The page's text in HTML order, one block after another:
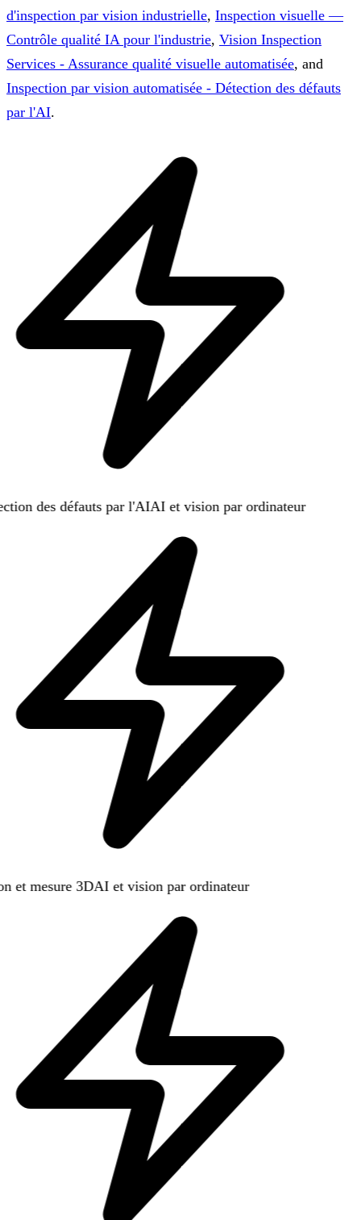
d'inspection par vision industrielle, Inspection visuelle —
Contrôle qualité IA pour l'industrie, Vision Inspection
Services - Assurance qualité visuelle automatisée, and
Inspection par vision automatisée - Détection des défauts
par l'AI.
des défauts par l'AIAI et vision par ordinateur
et mesure 3DAI et vision par ordinateur